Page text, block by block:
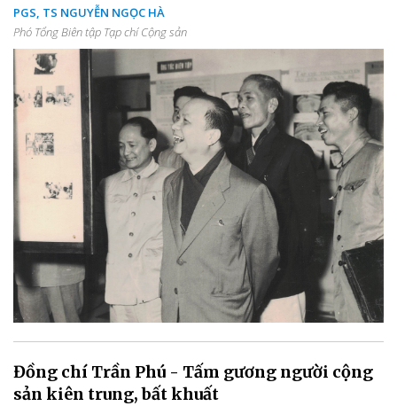
PGS, TS NGUYỄN NGỌC HÀ
Phó Tổng Biên tập Tạp chí Cộng sản
Đồng chí Trần Phú - Tấm gương người cộng
sản kiên trung, bất khuất